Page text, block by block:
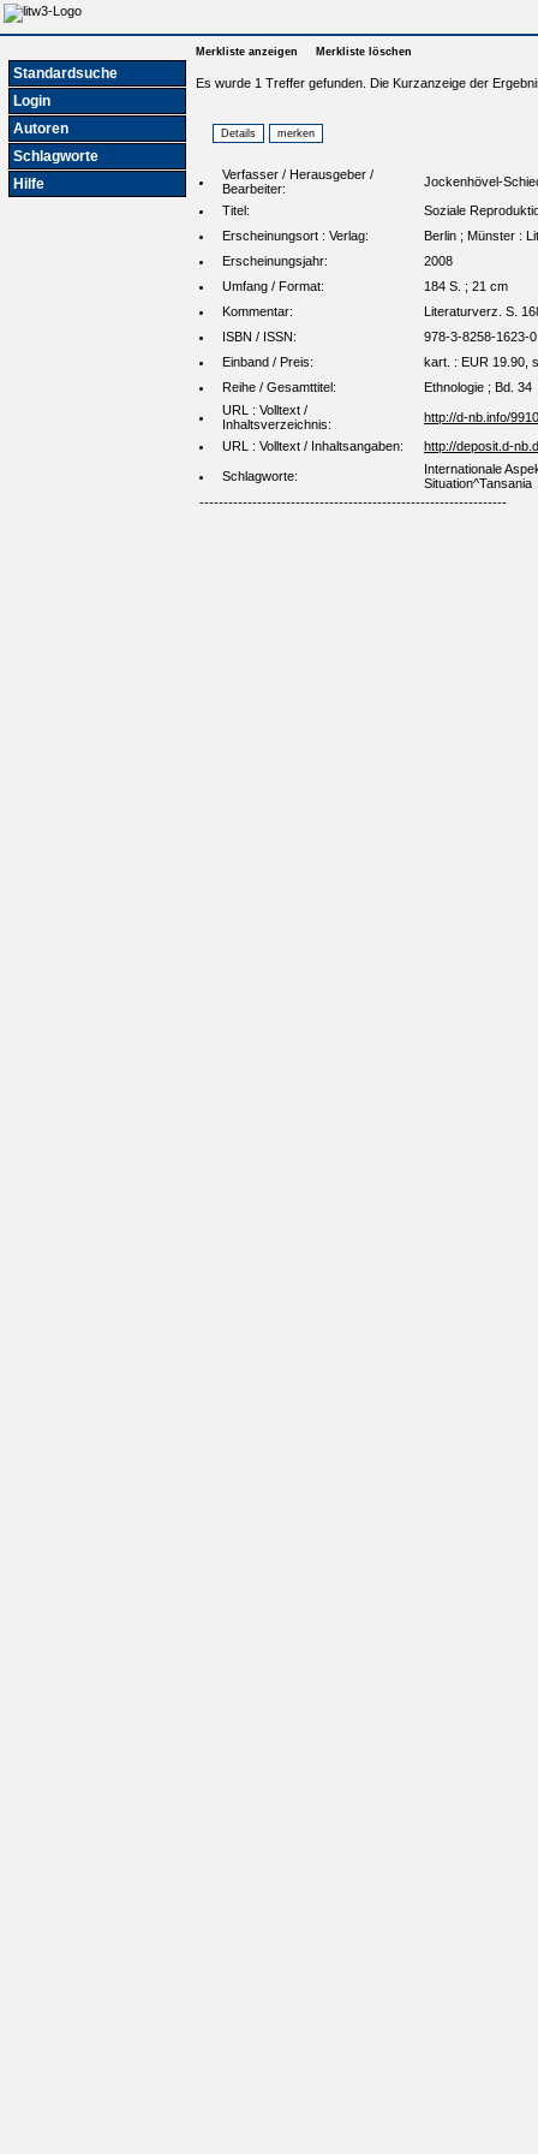
Standardsuche
Login
Autoren
Schlagworte
Hilfe
Merkliste anzeigen Merkliste löschen
Es wurde 1 Treffer gefunden. Die Kurzanzeige der
Verfasser / Herausgeber /
Bearbeiter:
Jockenhövel-
Titel:
Soziale
Erscheinungsort : Verlag:
Berlin ; Münster : Lit
Erscheinungsjahr:
2008
Umfang / Format:
184 S. ; 21 cm
Kommentar:
Literaturverz. S.
ISBN / ISSN:
978-3-8258-1623-0
Einband / Preis:
kart. : EUR 19.90,
Reihe / Gesamttitel:
Ethnologie ; Bd. 34
URL : Volltext /
Inhaltsverzeichnis:
http://d-nb.info/
URL : Volltext / Inhaltsangaben:
http://deposit.d-
Schlagworte:
Internationale
Situation^Tansania
----------------------------------------------------------------